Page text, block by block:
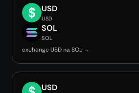
USD
USD
SOL
SOL
exchange USD на SOL →
USD